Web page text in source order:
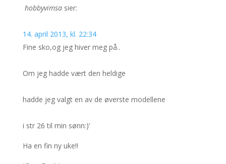
hobbyvimsa sier:
14. april 2013, kl. 22:34
Fine sko,og jeg hiver meg på..
Om jeg hadde vært den heldige
hadde jeg valgt en av de øverste modellene
i str 26 til min sønn:)’
Ha en fin ny uke!!